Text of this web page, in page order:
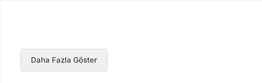
Daha Fazla Göster